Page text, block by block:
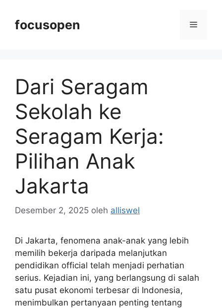
focusopen Menu
Dari Seragam
Sekolah ke
Seragam Kerja:
Pilihan Anak
Jakarta
Desember 2, 2025 oleh alliswel
Di Jakarta, fenomena anak-anak yang lebih
memilih bekerja daripada melanjutkan
pendidikan official telah menjadi perhatian
serius. Kejadian ini, yang berlangsung di salah
satu pusat ekonomi terbesar di Indonesia,
menimbulkan pertanyaan penting tentang